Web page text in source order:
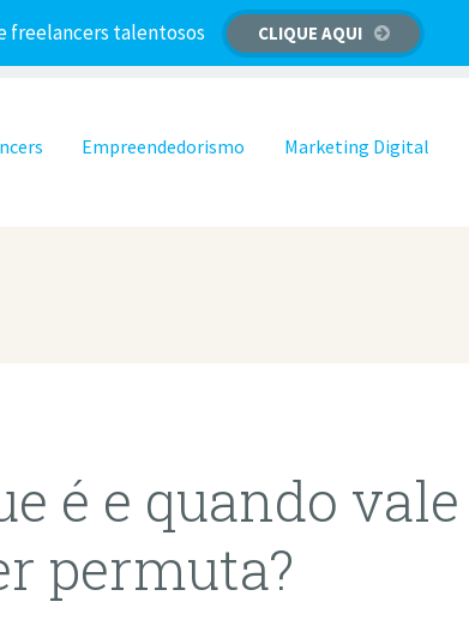
freelancers talentosos CLIQUE AQUI
o conteúdoEmpreendedorismo Marketing Digital
é e quando
permuta?